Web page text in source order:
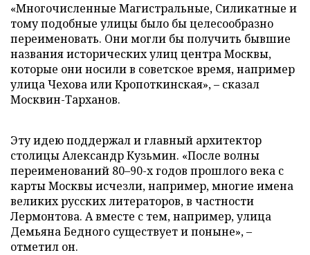
«Многочисленные Магистральные, Силикатные и
тому подобные улицы было бы целесообразно
переименовать. Они могли бы получить бывшие
названия исторических улиц центра Москвы,
которые они носили в советское время, например
улица Чехова или Кропоткинская», – сказал
Москвин-Тарханов.
Эту идею поддержал и главный архитектор
столицы Александр Кузьмин. «После волны
переименований 80–90-х годов прошлого века с
карты Москвы исчезли, например, многие имена
великих русских литераторов, в частности
Лермонтова. А вместе с тем, например, улица
Демьяна Бедного существует и поныне», –
отметил он.